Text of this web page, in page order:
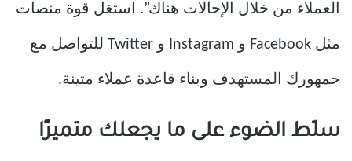
العملاء من خلال الإحالات هناك”. استغل قوة منصات
مثل Facebook و Instagram و Twitter للتواصل مع
جمهورك المستهدف وبناء قاعدة عملاء متينة.
سلّط الضوء على ما يجعلك متميزًا